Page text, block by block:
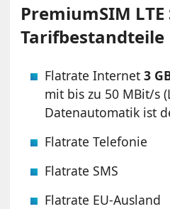
PremiumSIM LTE
Tarifbestandteile
Flatrate Internet3
mit bis zu 50 MBit/s
Datenautomatik ist
Flatrate Telefonie
Flatrate SMS
Flatrate EU-Ausland